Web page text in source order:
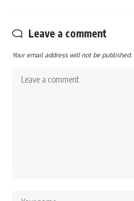
Leave a comment
Your email address will not be published.